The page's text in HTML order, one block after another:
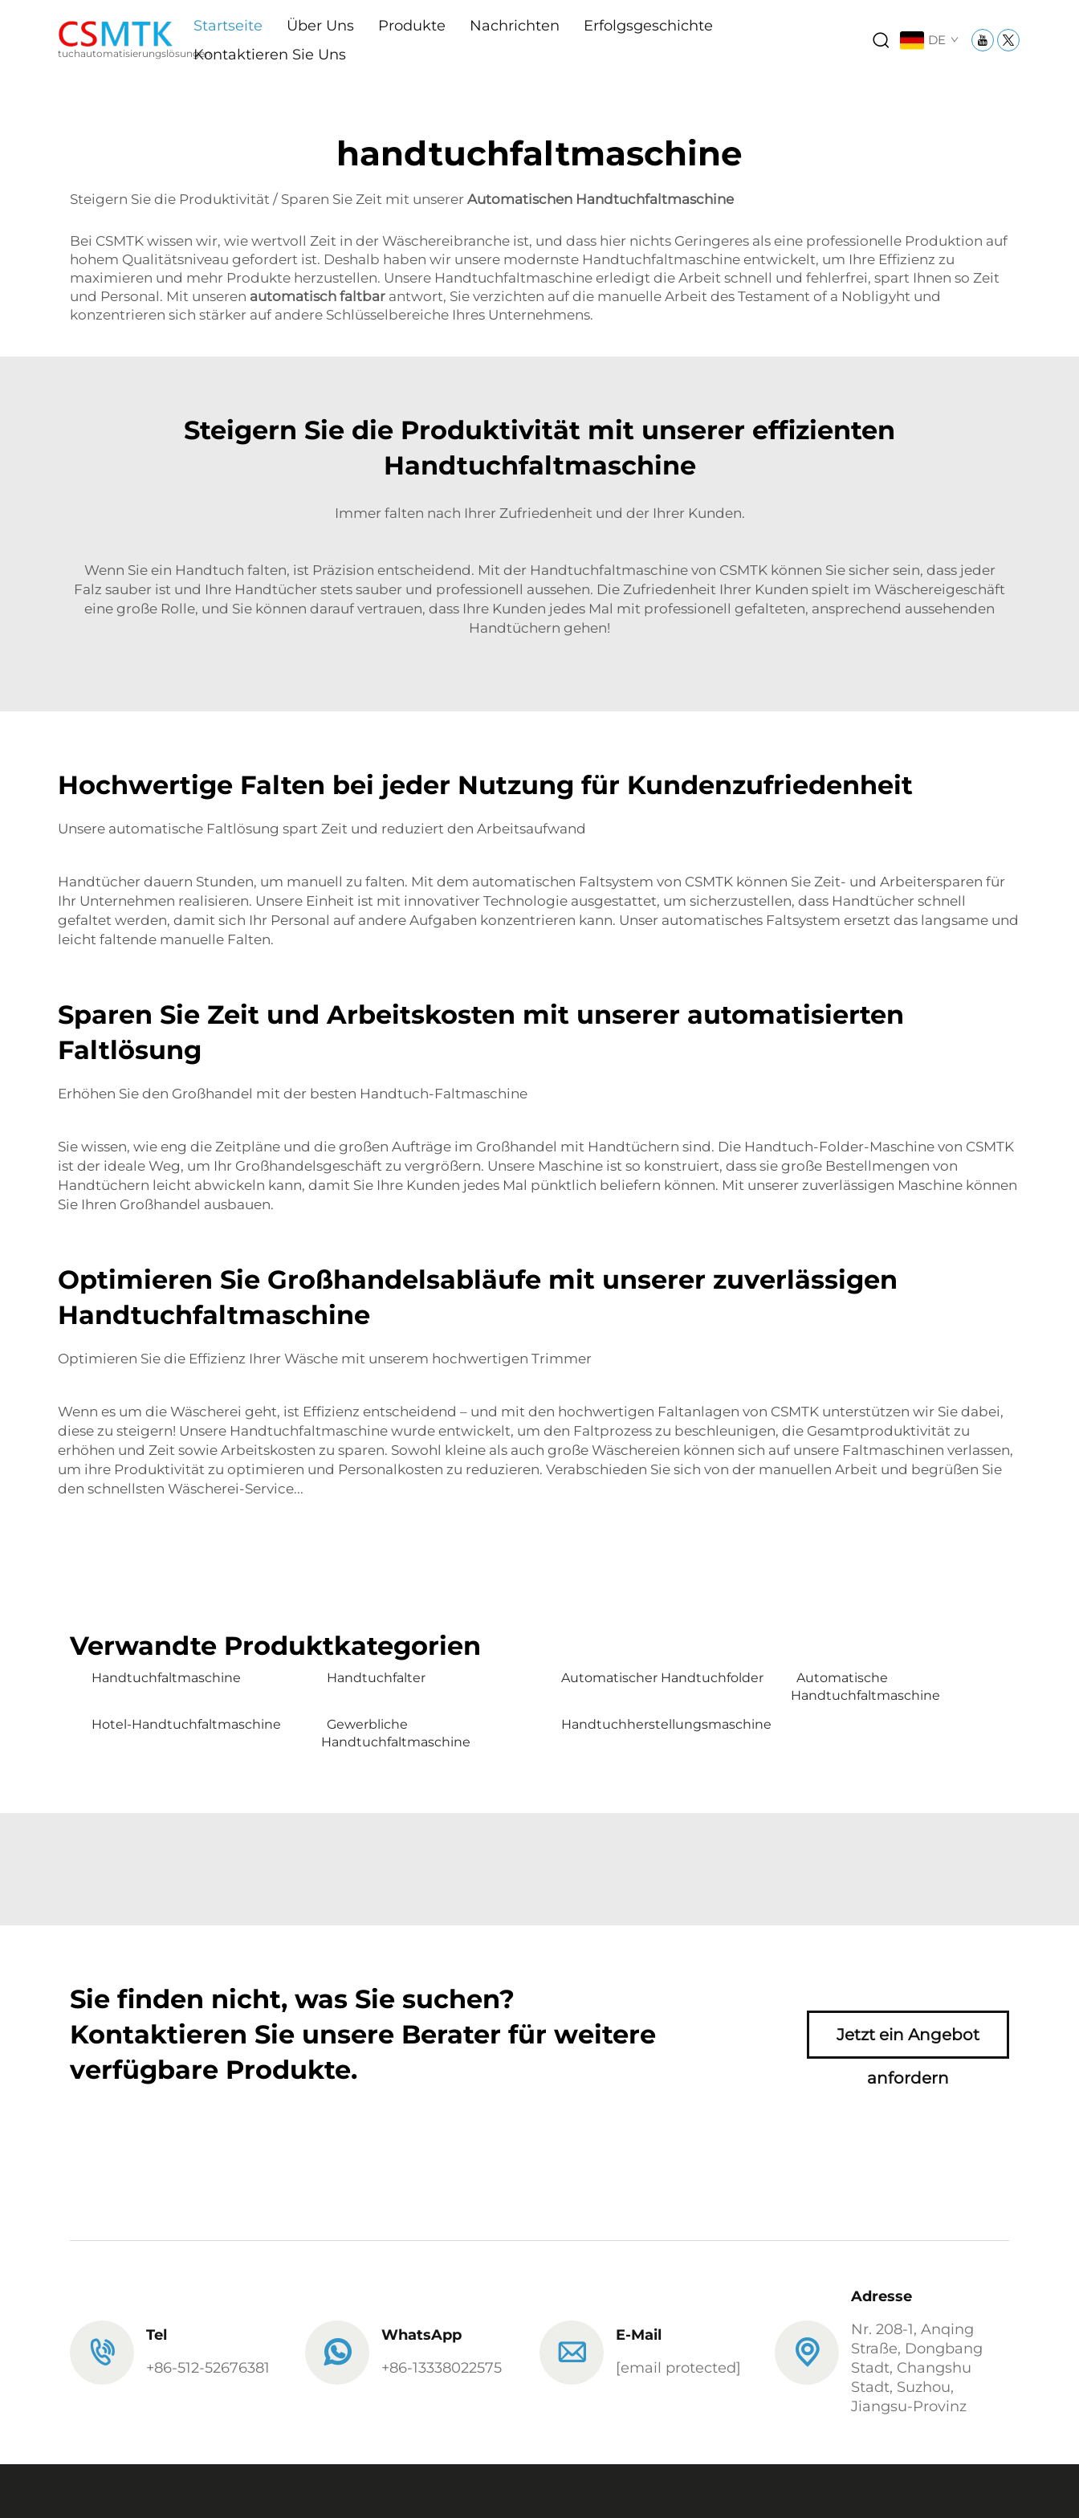
tuchautomatisierungslösungen
Startseite Über Uns Produkte Nachrichten
Erfolgsgeschichte
Kontaktieren Sie Uns
DE
handtuchfaltmaschine
Steigern Sie die Produktivität / Sparen Sie Zeit mit unserer Automatischen Handtuchfaltmaschine
Bei CSMTK wissen wir, wie wertvoll Zeit in der Wäschereibranche ist, und dass hier nichts Geringeres als eine professionelle Produktion auf
hohem Qualitätsniveau gefordert ist. Deshalb haben wir unsere modernste Handtuchfaltmaschine entwickelt, um Ihre Effizienz zu
maximieren und mehr Produkte herzustellen. Unsere Handtuchfaltmaschine erledigt die Arbeit schnell und fehlerfrei, spart Ihnen so Zeit
und Personal. Mit unseren automatisch faltbar antwort, Sie verzichten auf die manuelle Arbeit des Testament of a Nobligyht und
konzentrieren sich stärker auf andere Schlüsselbereiche Ihres Unternehmens.
Steigern Sie die Produktivität mit unserer effizienten
Handtuchfaltmaschine
Immer falten nach Ihrer Zufriedenheit und der Ihrer Kunden.
Wenn Sie ein Handtuch falten, ist Präzision entscheidend. Mit der Handtuchfaltmaschine von CSMTK können Sie sicher sein, dass jeder
Falz sauber ist und Ihre Handtücher stets sauber und professionell aussehen. Die Zufriedenheit Ihrer Kunden spielt im Wäschereigeschäft
eine große Rolle, und Sie können darauf vertrauen, dass Ihre Kunden jedes Mal mit professionell gefalteten, ansprechend aussehenden
Handtüchern gehen!
Hochwertige Falten bei jeder Nutzung für Kundenzufriedenheit
Unsere automatische Faltlösung spart Zeit und reduziert den Arbeitsaufwand
Handtücher dauern Stunden, um manuell zu falten. Mit dem automatischen Faltsystem von CSMTK können Sie Zeit- und Arbeitersparen für
Ihr Unternehmen realisieren. Unsere Einheit ist mit innovativer Technologie ausgestattet, um sicherzustellen, dass Handtücher schnell
gefaltet werden, damit sich Ihr Personal auf andere Aufgaben konzentrieren kann. Unser automatisches Faltsystem ersetzt das langsame und
leicht faltende manuelle Falten.
Sparen Sie Zeit und Arbeitskosten mit unserer automatisierten
Faltlösung
Erhöhen Sie den Großhandel mit der besten Handtuch-Faltmaschine
Sie wissen, wie eng die Zeitpläne und die großen Aufträge im Großhandel mit Handtüchern sind. Die Handtuch-Folder-Maschine von CSMTK
ist der ideale Weg, um Ihr Großhandelsgeschäft zu vergrößern. Unsere Maschine ist so konstruiert, dass sie große Bestellmengen von
Handtüchern leicht abwickeln kann, damit Sie Ihre Kunden jedes Mal pünktlich beliefern können. Mit unserer zuverlässigen Maschine können
Sie Ihren Großhandel ausbauen.
Optimieren Sie Großhandelsabläufe mit unserer zuverlässigen
Handtuchfaltmaschine
Optimieren Sie die Effizienz Ihrer Wäsche mit unserem hochwertigen Trimmer
Wenn es um die Wäscherei geht, ist Effizienz entscheidend – und mit den hochwertigen Faltanlagen von CSMTK unterstützen wir Sie dabei,
diese zu steigern! Unsere Handtuchfaltmaschine wurde entwickelt, um den Faltprozess zu beschleunigen, die Gesamtproduktivität zu
erhöhen und Zeit sowie Arbeitskosten zu sparen. Sowohl kleine als auch große Wäschereien können sich auf unsere Faltmaschinen verlassen,
um ihre Produktivität zu optimieren und Personalkosten zu reduzieren. Verabschieden Sie sich von der manuellen Arbeit und begrüßen Sie
den schnellsten Wäscherei-Service...
Verwandte Produktkategorien
Handtuchfaltmaschine Handtuchfalter Automatischer Handtuchfolder
Automatische
Handtuchfaltmaschine
Hotel-Handtuchfaltmaschine
Gewerbliche
Handtuchfaltmaschine
Handtuchherstellungsmaschine
Sie finden nicht, was Sie suchen?
Kontaktieren Sie unsere Berater für weitere
verfügbare Produkte.
Jetzt ein Angebot
anfordern
Tel
+86-512-52676381
WhatsApp
+86-13338022575
E-Mail
[email protected]
Adresse
Nr. 208-1, Anqing
Straße, Dongbang
Stadt, Changshu
Stadt, Suzhou,
Jiangsu-Provinz